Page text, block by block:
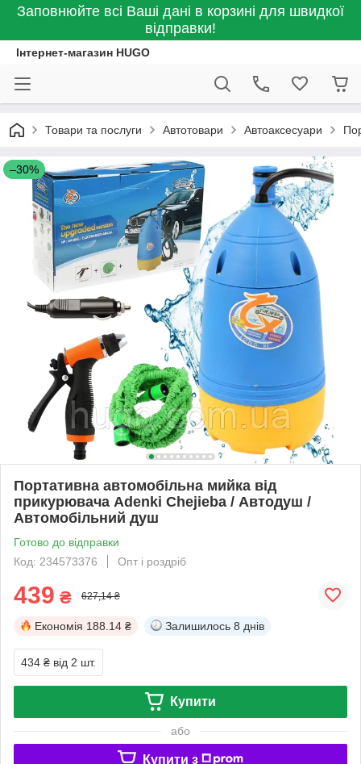
Заповнюйте всі Ваші дані в корзині для швидкої
відправки!
Інтернет-магазин HUGO
Товари та послуги Автотовари Автоаксесуари
–30%
Портативна автомобільна мийка від
прикурювача Adenki Chejieba / Автодуш /
Автомобільний душ
Готово до відправки
Код: 234573376
Опт і роздріб
439 ₴ 627,14 ₴
Економія 188.14 ₴ Залишилось 8 днів
434 ₴ від 2 шт.
Купити
або
Купити з